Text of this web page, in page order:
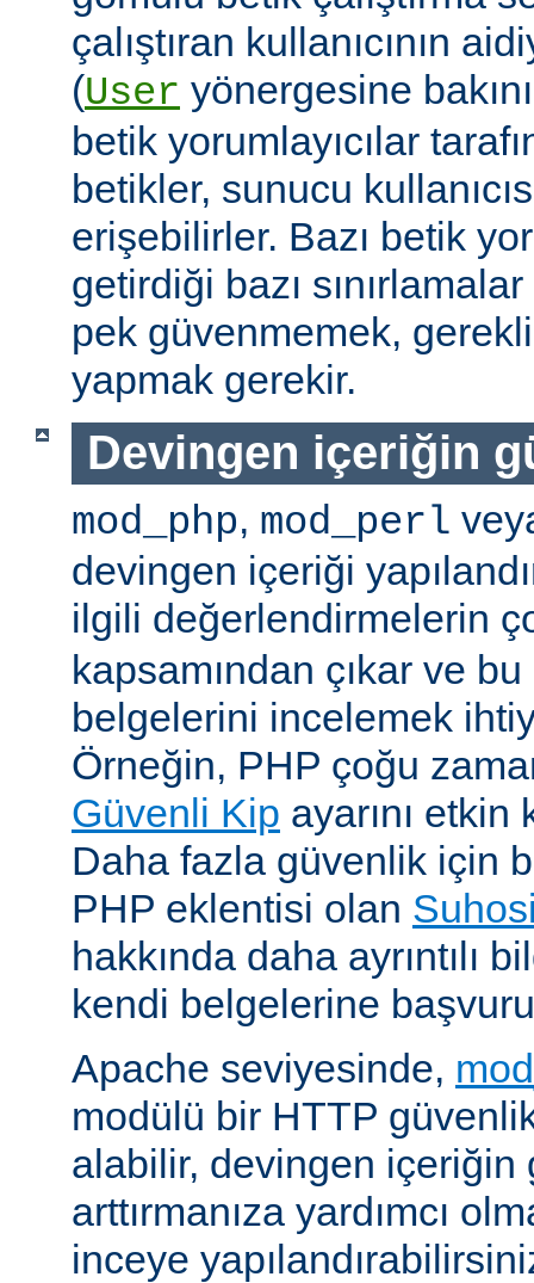
çalıştıran kullanıcının
(User yönergesine
betik yorumlayıcılar
betikler, sunucu
erişebilirler. Bazı betik
getirdiği bazı
pek güvenmemek,
yapmak gerekir.
Devingen içeriğin
mod_php, mod_perl
devingen içeriği
ilgili değerlendirmelerin
kapsamından çıkar ve
belgelerini incelemek
Örneğin, PHP çoğu
Güvenli Kip ayarını etkin
Daha fazla güvenlik için
PHP eklentisi olan
hakkında daha ayrıntılı
kendi belgelerine
Apache seviyesinde,
modülü bir HTTP
alabilir, devingen içeriğin
arttırmanıza yardımcı
inceye